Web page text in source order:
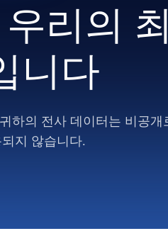
리의
니다
하의 전사 데이터는 비공
지 않습니다.